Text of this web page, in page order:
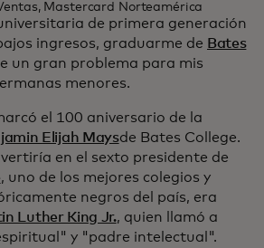
Mastercard Norteamérica
de primera generación
ingresos, graduarme de Bates
un gran problema para mis
menores.
el 100 aniversario de la
Elijah Maysde Bates College.
en el sexto presidente de
, uno de los mejores colegios y
negros del país, era
Luther King Jr., quien llamó a
y "padre intelectual".